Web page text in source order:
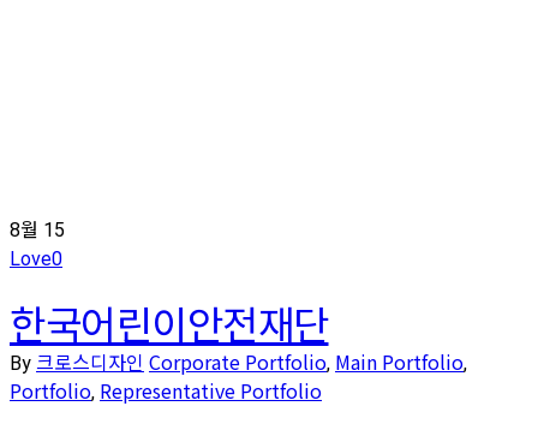
8월 15
Love0
한국어린이안전재단
By 크로스디자인 Corporate Portfolio, Main Portfolio,
Portfolio, Representative Portfolio